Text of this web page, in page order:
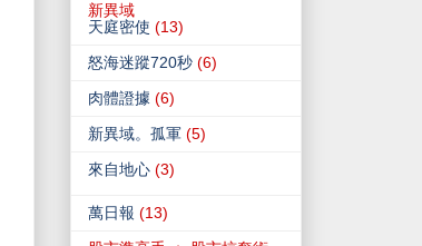
新異域
天庭密使 (13)
怒海迷蹤720秒 (6)
肉體證據 (6)
新異域。孤軍 (5)
來自地心 (3)
萬日報 (13)